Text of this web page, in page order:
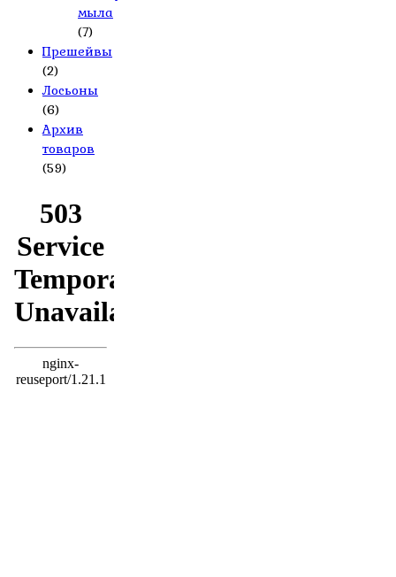
мыла
(7)
Прешейвы
(2)
Лосьоны
(6)
Архив
товаров
(59)